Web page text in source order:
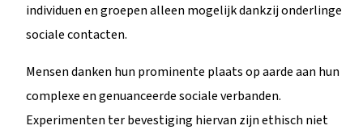
individuen en groepen alleen mogelijk dankzij onderlinge
sociale contacten.
Mensen danken hun prominente plaats op aarde aan hun
complexe en genuanceerde sociale verbanden.
Experimenten ter bevestiging hiervan zijn ethisch niet